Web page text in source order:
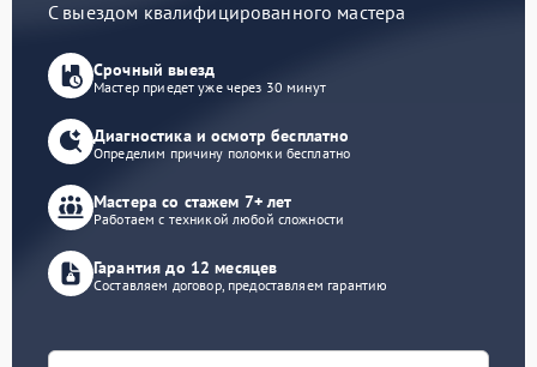
С выездом квалифицированного мастера
Срочный выезд
Мастер приедет уже через 30 минут
Диагностика и осмотр бесплатно
Определим причину поломки бесплатно
Мастера со стажем 7+ лет
Работаем с техникой любой сложности
Гарантия до 12 месяцев
Составляем договор, предоставляем гарантию